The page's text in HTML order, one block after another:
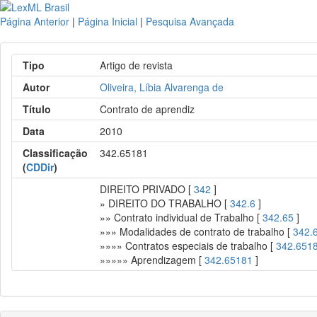
Página Anterior | Página Inicial | Pesquisa Avançada
Tipo
Artigo de revista
Autor
Oliveira, Líbia Alvarenga de
Título
Contrato de aprendiz
Data
2010
Classificação
(CDDir)
342.65181
DIREITO PRIVADO [342 ]
» DIREITO DO TRABALHO [342.6 ]
»» Contrato individual de Trabalho [342.65 ]
»»» Modalidades de contrato de trabalho [
»»»» Contratos especiais de trabalho [342.6518
»»»»» Aprendizagem [342.65181 ]